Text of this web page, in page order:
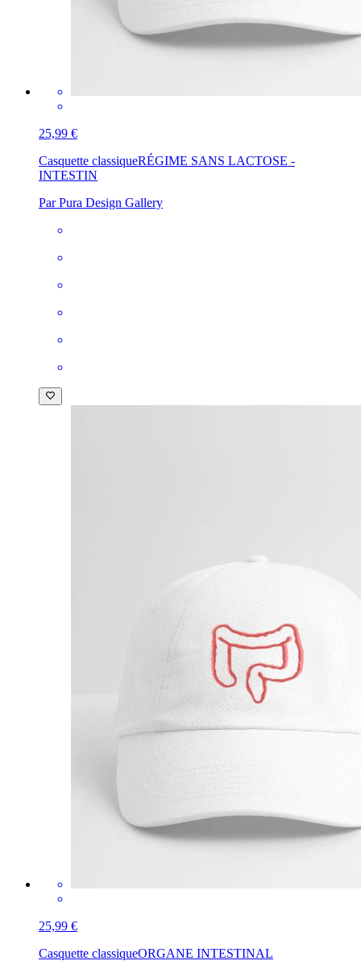
25,99 €
Casquette classiqueRÉGIME SANS LACTOSE -
INTESTIN
Par Pura Design Gallery
25,99 €
Casquette classiqueORGANE INTESTINAL